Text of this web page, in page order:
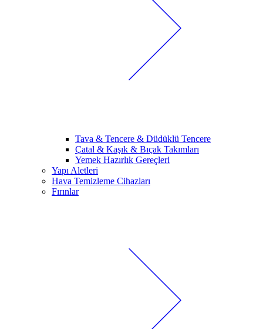
Tava & Tencere & Düdüklü Tencere
Çatal & Kaşık & Bıçak Takımları
Yemek Hazırlık Gereçleri
Yapı Aletleri
Hava Temizleme Cihazları
Fırınlar